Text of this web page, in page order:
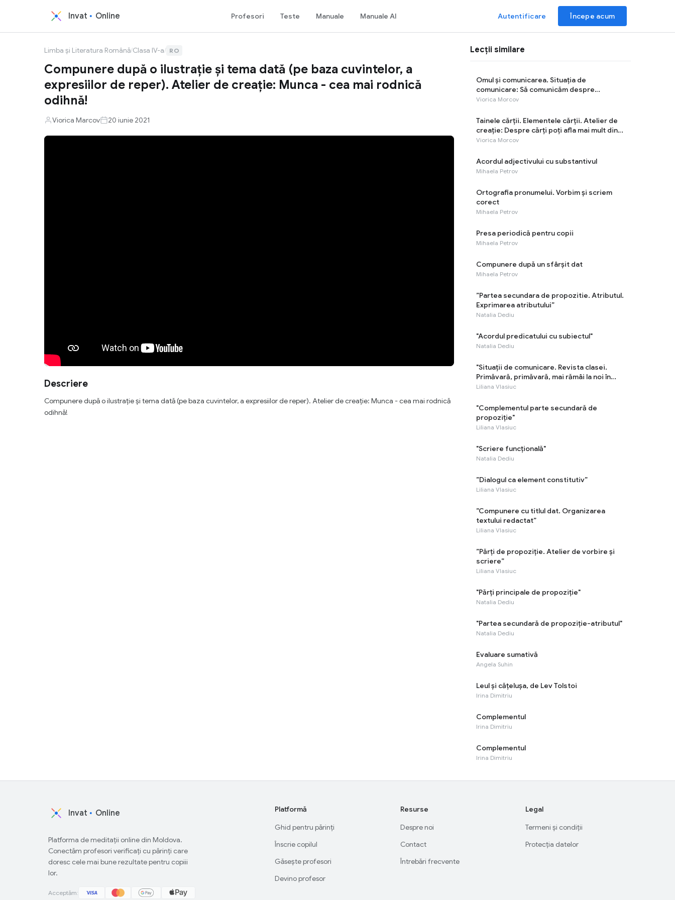
Invat Online Profesori Teste Manuale Manuale AI Autentificare Începe acum
Limba și Literatura Română/Clasa IV-a/ RO
Compunere după o ilustrație și tema dată (pe baza cuvintelor, a
expresiilor de reper). Atelier de creație: Munca - cea mai rodnică
odihnă!
Viorica Marcov 20 iunie 2021
Descriere
Compunere după o ilustrație și tema dată (pe baza cuvintelor, a expresiilor de reper). Atelier de creație: Munca - cea mai rodnică
odihnă!
Lecții similare
Omul și comunicarea. Situația de
comunicare: Să comunicăm despre
sârguinţă
Viorica Morcov
Tainele cărţii. Elementele cărţii. Atelier de
creație: Despre cărți poți afla mai mult din
prefață și postfață
Viorica Morcov
Acordul adjectivului cu substantivul
Mihaela Petrov
Ortografia pronumelui. Vorbim și scriem
corect
Mihaela Petrov
Presa periodică pentru copii
Mihaela Petrov
Compunere după un sfârșit dat
Mihaela Petrov
”Partea secundara de propozitie. Atributul.
Exprimarea atributului”
Natalia Dediu
"Acordul predicatului cu subiectul"
Natalia Dediu
"Situaţii de comunicare. Revista clasei.
Primăvară, primăvară, mai rămâi la noi în
țară"
Liliana Vlasiuc
"Complementul parte secundară de
propoziție"
Liliana Vlasiuc
"Scriere funcțională"
Natalia Dediu
”Dialogul ca element constitutiv”
Liliana Vlasiuc
”Compunere cu titlul dat. Organizarea
textului redactat”
Liliana Vlasiuc
”Părți de propoziție. Atelier de vorbire și
scriere”
Liliana Vlasiuc
"Părți principale de propoziție"
Natalia Dediu
"Partea secundară de propoziție-atributul"
Natalia Dediu
Evaluare sumativă
Angela Suhin
Leul și cățelușa, de Lev Tolstoi
Irina Dimitriu
Complementul
Irina Dimitriu
Complementul
Irina Dimitriu
Invat Online
Platforma de meditații online din Moldova.
Conectăm profesori verificați cu părinți care
doresc cele mai bune rezultate pentru copiii
lor.
Acceptăm:
Platformă
Ghid pentru părinți
Înscrie copilul
Găsește profesori
Devino profesor
Resurse
Despre noi
Contact
Întrebări frecvente
Legal
Termeni și condiții
Protecția datelor